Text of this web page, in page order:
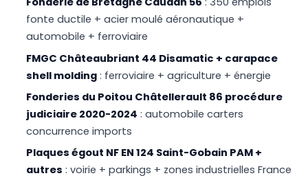
fonte ductile + acier moulé aéronautique +
automobile + ferroviaire
FMGC Châteaubriant 44 Disamatic + carapace
shell molding : ferroviaire + agriculture + énergie
Fonderies du Poitou Châtellerault 86 procédure
judiciaire 2020-2024 : automobile carters
concurrence imports
Plaques égout NF EN 124 Saint-Gobain PAM +
autres : voirie + parkings + zones industrielles France